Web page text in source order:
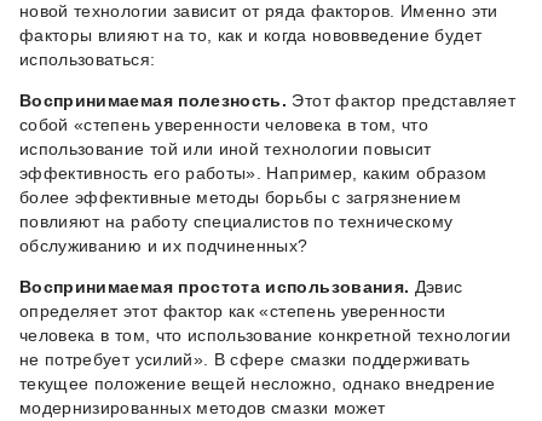
новой технологии зависит от ряда факторов. Именно эти
факторы влияют на то, как и когда нововведение будет
использоваться:
Воспринимаемая полезность. Этот фактор представляет
собой «степень уверенности человека в том, что
использование той или иной технологии повысит
эффективность его работы». Например, каким образом
более эффективные методы борьбы с загрязнением
повлияют на работу специалистов по техническому
обслуживанию и их подчиненных?
Воспринимаемая простота использования. Дэвис
определяет этот фактор как «степень уверенности
человека в том, что использование конкретной технологии
не потребует усилий». В сфере смазки поддерживать
текущее положение вещей несложно, однако внедрение
модернизированных методов смазки может